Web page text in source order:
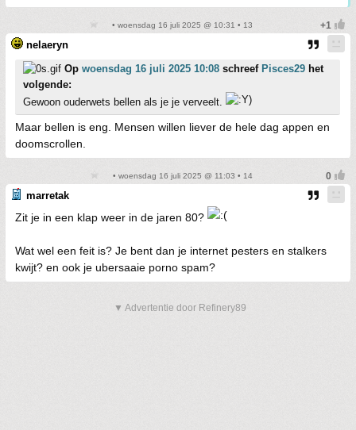
• woensdag 16 juli 2025 @ 10:31 • 13
nelaeryn
Op woensdag 16 juli 2025 10:08 schreef Pisces29 het
volgende:
Gewoon ouderwets bellen als je je verveelt.
Maar bellen is eng. Mensen willen liever de hele dag appen en
doomscrollen.
• woensdag 16 juli 2025 @ 11:03 • 14
marretak
Zit je in een klap weer in de jaren 80?
Wat wel een feit is? Je bent dan je internet pesters en stalkers
kwijt? en ook je ubersaaie porno spam?
▼ Advertentie door Refinery89